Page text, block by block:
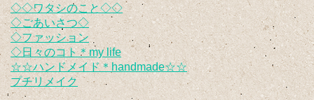
◇◇ワタシのこと◇◇
◇ごあいさつ◇
◇ファッション
◇日々のコト＊my life
☆☆ハンドメイド＊handmade☆☆
プチリメイク